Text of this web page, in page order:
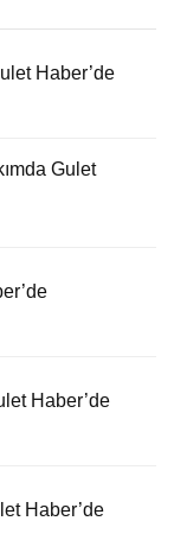
Haber’de
Gulet
Haber’de
Haber’de